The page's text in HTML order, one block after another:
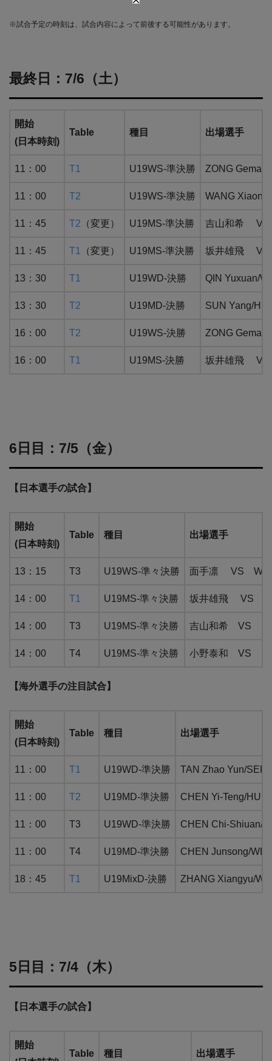
※試合予定の時刻は、試合内容によって前後する可能性があります。
最終日：7/6（土）
開始
(日本時刻)
Table 種目 出場選手
11：00 T1 U19WS-準決勝 ZONG
11：00 T2 U19WS-準決勝 WANG
11：45 T2 （変更） U19MS-準決勝 吉山和希 VS
11：45 T1 （変更） U19MS-準決勝 坂井雄飛 VS
13：30 T1 U19WD-決勝 QIN Yuxuan/
13：30 T2 U19MD-決勝 SUN Yang/
16：00 T2 U19WS-決勝 ZONG
16：00 T1 U19MS-決勝 坂井雄飛 VS
6日目：7/5（金）
【日本選手の試合】
開始
(日本時刻)
Table 種目 出場選手
13：15 T3 U19WS-準々決勝 面手凛 VS
14：00 T1 U19MS-準々決勝 坂井雄飛 VS
14：00 T3 U19MS-準々決勝 吉山和希 VS
14：00 T4 U19MS-準々決勝 小野泰和 VS オ
【海外選手の注目試合】
開始
(日本時刻)
Table 種目 出場選手
11：00 T1 U19WD-準決勝 TAN Zhao Yun/
11：00 T2 U19MD-準決勝 CHEN Yi-Teng/
11：00 T3 U19WD-準決勝 CHEN Chi-Shiuan/
11：00 T4 U19MD-準決勝 CHEN Junsong/
18：45 T1 U19MixD-決勝 ZHANG Xiangyu/
5日目：7/4（木）
【日本選手の試合】
開始
Table 種目 出場選手